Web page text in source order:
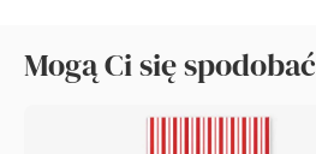
Mogą Ci się spodobać